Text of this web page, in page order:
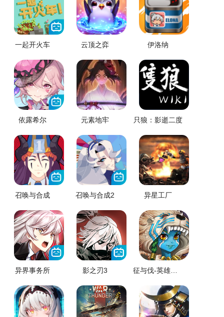
一起开火车 云顶之弈 伊洛纳
依露希尔 元素地牢 只狼：影逝二度
召唤与合成 召唤与合成2 异星工厂
异界事务所 影之刃3 征与伐-英雄战略